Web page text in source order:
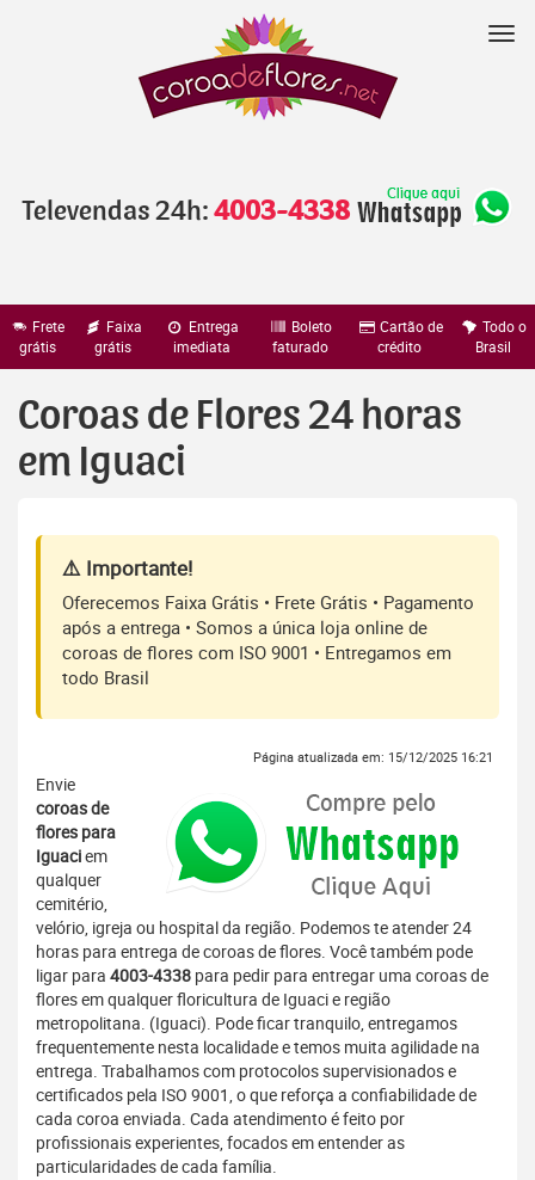
Televendas 24h: 4003-4338
Frete
grátis
Faixa
grátis
Entrega
imediata
Boleto
faturado
Cartão de
crédito
Todo o
Brasil
Coroas de Flores 24 horas
em Iguaci
⚠️ Importante!
Oferecemos Faixa Grátis • Frete Grátis • Pagamento
após a entrega • Somos a única loja online de
coroas de flores com ISO 9001 • Entregamos em
todo Brasil
Página atualizada em: 15/12/2025 16:21
Envie
coroas de
flores para
Iguaciem
qualquer
cemitério,
velório, igreja ou hospital da região. Podemos te atender 24
horas para entrega de coroas de flores. Você também pode
ligar para 4003-4338 para pedir para entregar uma coroas de
flores em qualquer floricultura de Iguaci e região
metropolitana. (Iguaci). Pode ficar tranquilo, entregamos
frequentemente nesta localidade e temos muita agilidade na
entrega. Trabalhamos com protocolos supervisionados e
certificados pela ISO 9001, o que reforça a confiabilidade de
cada coroa enviada. Cada atendimento é feito por
profissionais experientes, focados em entender as
particularidades de cada família.